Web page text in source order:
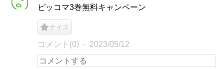
ピッコマ3巻無料キャンペーン
ナイス
コメント(0) 2023/05/12